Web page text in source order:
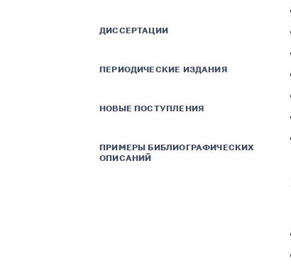
ДИССЕРТАЦИИ
ПЕРИОДИЧЕСКИЕ ИЗДАНИЯ
НОВЫЕ ПОСТУПЛЕНИЯ
ПРИМЕРЫ БИБЛИОГРАФИЧЕСКИХ
ОПИСАНИЙ